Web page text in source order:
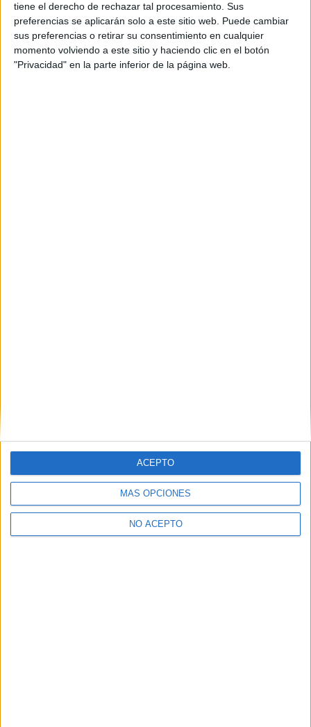
tiene el derecho de rechazar tal procesamiento. Sus
preferencias se aplicarán solo a este sitio web. Puede cambiar
sus preferencias o retirar su consentimiento en cualquier
momento volviendo a este sitio y haciendo clic en el botón
"Privacidad" en la parte inferior de la página web.
MÁS OPCIONES
NO ACEPTO
ACEPTO
Términos y Condiciones de Uso
Aceptolos Términos y Condicionesde uso*
Y como regalo de agradecimiento, por registrarte te daremos
gratis una copia de nuestro ebook con 100 consejos para tu
primer año de universidad